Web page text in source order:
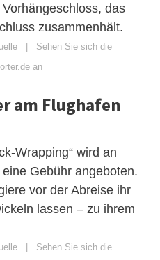
das
zusammenhält.
| Sehen Sie sich die
an
am Flughafen
Wrapping“ wird an
Gebühr angeboten.
vor der Abreise ihr
lassen – zu ihrem
| Sehen Sie sich die